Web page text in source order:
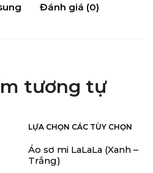
Đánh giá (0)
tương tự
LỰA CHỌN CÁC TÙY CHỌN
Áo sơ mi LaLaLa (Xanh –
Trắng)